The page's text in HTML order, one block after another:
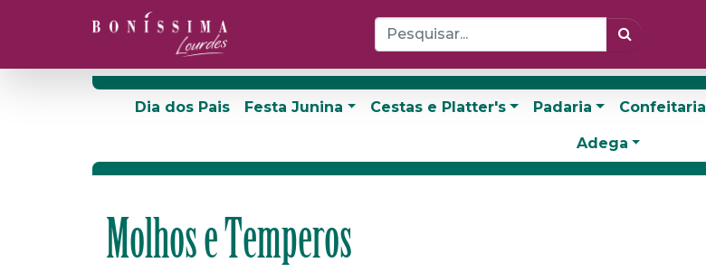
Dia dos Pais Festa Junina Cestas e Platter's Padaria Confeitaria
Adega
Molhos e Temperos